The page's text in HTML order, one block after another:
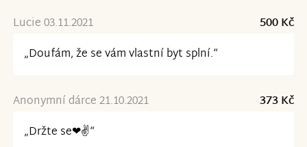
Lucie 03.11.2021
500 Kč
„Doufám, že se vám vlastní byt splní.“
Anonymní dárce 21.10.2021
373 Kč
„Držte se❤✌“